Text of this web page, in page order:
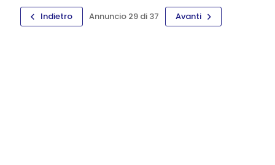
Indietro Annuncio 29 di 37 Avanti